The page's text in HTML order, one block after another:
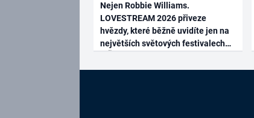
Nejen Robbie Williams.
LOVESTREAM 2026 přiveze
hvězdy, které běžně uvidíte jen na
největších světových festivalech